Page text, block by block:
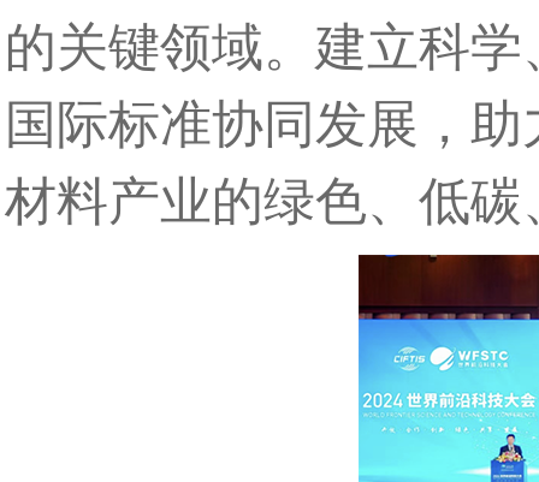
的关键领域。建立科
国际标准协同发展，
材料产业的绿色、低